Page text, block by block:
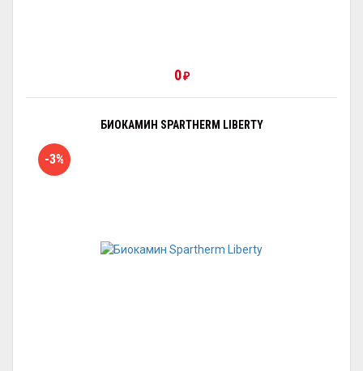
0₽
БИОКАМИН SPARTHERM LIBERTY
-3%